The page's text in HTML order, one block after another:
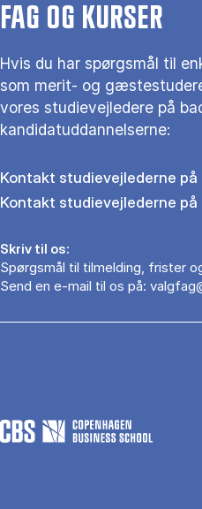
FAG OG KURSER
Hvis du har spørgsmål til
som merit- og
vores studievejledere på
kandidatuddannelserne:
Kontakt studievejlederne
Kontakt studievejlederne
Skriv til os:
Spørgsmål til tilmelding, frister
Send en e-mail til os på: